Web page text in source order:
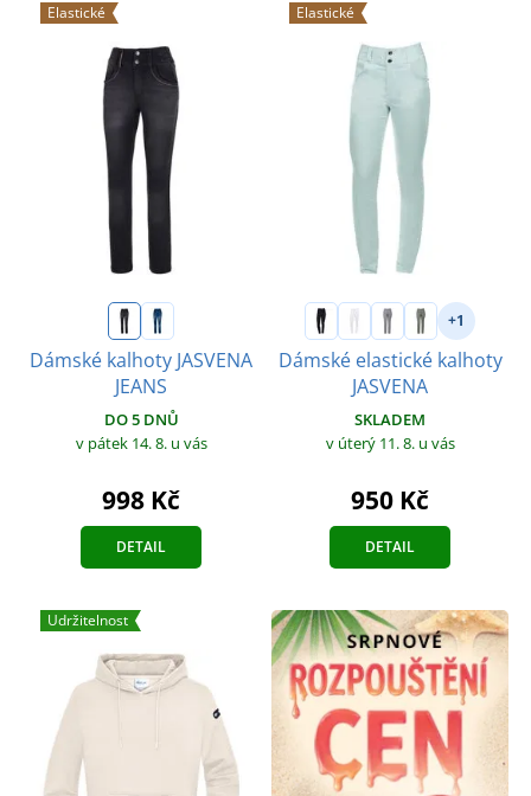
Elastické
Dámské kalhoty JASVENA
JEANS
DO 5 DNŮ
v pátek 14. 8. u vás
998 Kč
DETAIL
Elastické
+1
Dámské elastické kalhoty
JASVENA
SKLADEM
v úterý 11. 8. u vás
950 Kč
DETAIL
Udržitelnost